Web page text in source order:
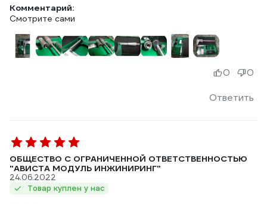
Комментарий:
Смотрите сами
Ответить
0 0
ОБЩЕСТВО С ОГРАНИЧЕННОЙ ОТВЕТСТВЕННОСТЬЮ
"АВИСТА МОДУЛЬ ИНЖИНИРИНГ"
24.06.2022
Товар куплен у нас